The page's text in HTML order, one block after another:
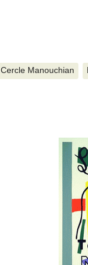
Cercle Manouchian